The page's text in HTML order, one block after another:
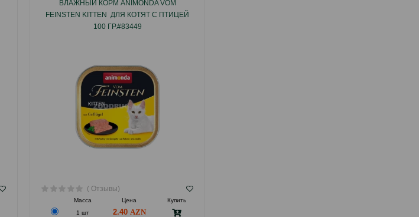
ВЛАЖНЫЙ КОРМ ANIMONDA VOM
FEINSTEN KITTEN ДЛЯ КОТЯТ С ПТИЦЕЙ
100 ГР.#83449
( Отзывы)
Масса Цена
Купить
1 шт
2.40